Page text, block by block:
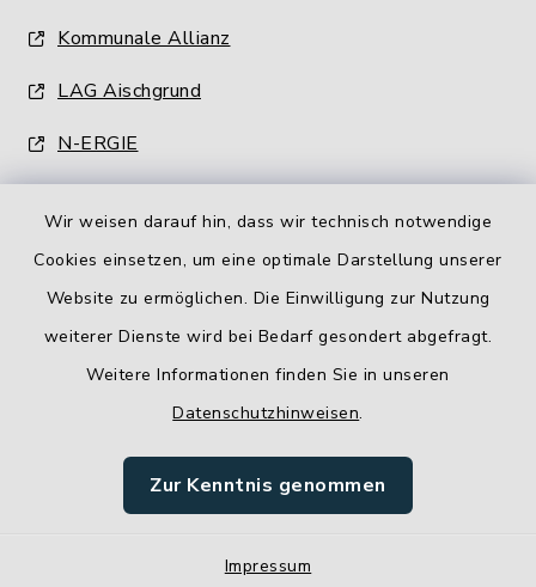
Wir weisen darauf hin, dass wir technisch notwendige
Cookies einsetzen, um eine optimale Darstellung unserer
Website zu ermöglichen. Die Einwilligung zur Nutzung
weiterer Dienste wird bei Bedarf gesondert abgefragt.
Weitere Informationen finden Sie in unseren
Datenschutzhinweisen.
Zur Kenntnis genommen
Impressum
Kommunale Allianz
LAG Aischgrund
N-ERGIE
Barrierefreiheit
Impressum
Sitemap